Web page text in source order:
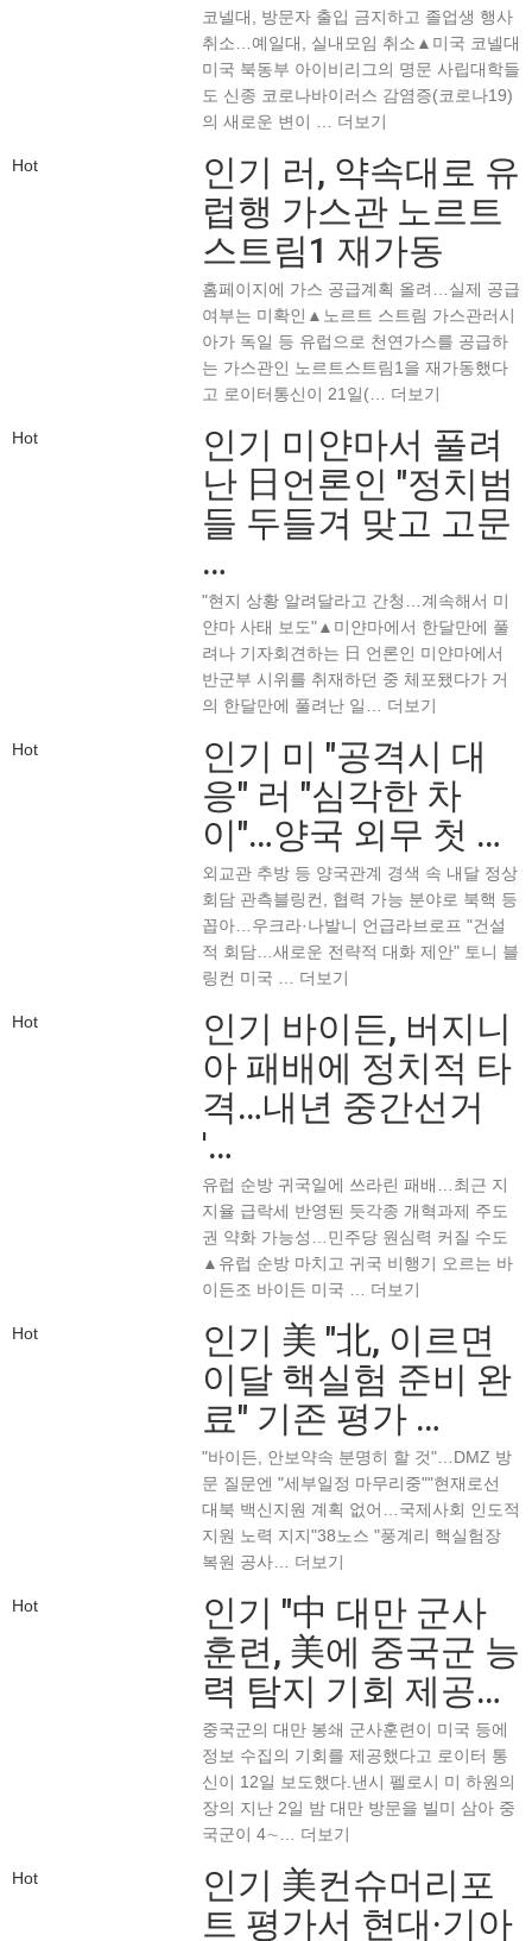
코넬대, 방문자 출입 금지하고 졸업생 행사
취소…예일대, 실내모임 취소▲미국 코넬대
미국 북동부 아이비리그의 명문 사립대학들
도 신종 코로나바이러스 감염증(코로나19)
의 새로운 변이 … 더보기
Hot 인기 러, 약속대로 유
럽행 가스관 노르트
스트림1 재가동
홈페이지에 가스 공급계획 올려…실제 공급
여부는 미확인▲노르트 스트림 가스관러시
아가 독일 등 유럽으로 천연가스를 공급하
는 가스관인 노르트스트림1을 재가동했다
고 로이터통신이 21일(… 더보기
Hot 인기 미얀마서 풀려
난 日언론인 "정치범
들 두들겨 맞고 고문
…
"현지 상황 알려달라고 간청…계속해서 미
얀마 사태 보도"▲미얀마에서 한달만에 풀
려나 기자회견하는 日 언론인 미얀마에서
반군부 시위를 취재하던 중 체포됐다가 거
의 한달만에 풀려난 일… 더보기
Hot 인기 미 "공격시 대
응" 러 "심각한 차
이"…양국 외무 첫 …
외교관 추방 등 양국관계 경색 속 내달 정상
회담 관측블링컨, 협력 가능 분야로 북핵 등
꼽아…우크라·나발니 언급라브로프 "건설
적 회담…새로운 전략적 대화 제안" 토니 블
링컨 미국 … 더보기
Hot 인기 바이든, 버지니
아 패배에 정치적 타
격…내년 중간선거
'…
유럽 순방 귀국일에 쓰라린 패배…최근 지
지율 급락세 반영된 듯각종 개혁과제 주도
권 약화 가능성…민주당 원심력 커질 수도
▲유럽 순방 마치고 귀국 비행기 오르는 바
이든조 바이든 미국 … 더보기
Hot 인기 美 "北, 이르면
이달 핵실험 준비 완
료" 기존 평가 …
"바이든, 안보약속 분명히 할 것"…DMZ 방
문 질문엔 "세부일정 마무리중""현재로선
대북 백신지원 계획 없어…국제사회 인도적
지원 노력 지지"38노스 "풍계리 핵실험장
복원 공사… 더보기
Hot 인기 "中 대만 군사
훈련, 美에 중국군 능
력 탐지 기회 제공…
중국군의 대만 봉쇄 군사훈련이 미국 등에
정보 수집의 기회를 제공했다고 로이터 통
신이 12일 보도했다.낸시 펠로시 미 하원의
장의 지난 2일 밤 대만 방문을 빌미 삼아 중
국군이 4∼… 더보기
Hot 인기 美컨슈머리포
트 평가서 현대·기아